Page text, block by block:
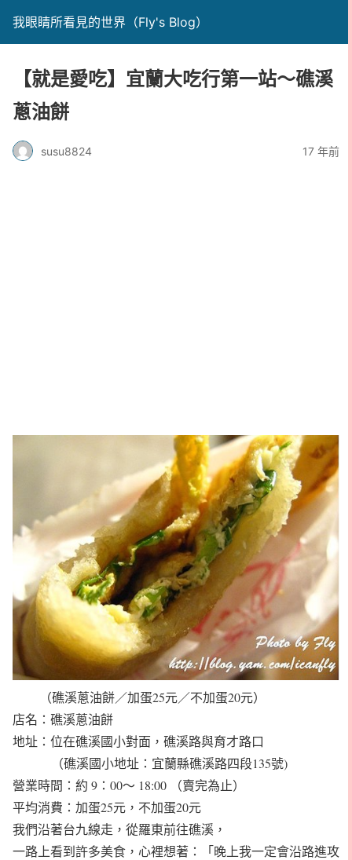
我眼睛所看見的世界（Fly's Blog）
【就是愛吃】宜蘭大吃行第一站～礁溪
蔥油餅
susu8824 17 年前
（礁溪蔥油餅／加蛋25元／不加蛋20元）
店名：礁溪蔥油餅
地址：位在礁溪國小對面，礁溪路與育才路口
（礁溪國小地址：宜蘭縣礁溪路四段135號)
營業時間：約 9：00～ 18:00 （賣完為止）
平均消費：加蛋25元，不加蛋20元
我們沿著台九線走，從羅東前往礁溪，
一路上看到許多美食，心裡想著：「晚上我一定會沿路進攻